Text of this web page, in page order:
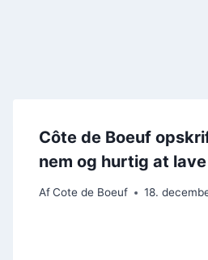
Côte de Boeuf
nem og hurtig at lave
Af Cote de Boeuf 18.